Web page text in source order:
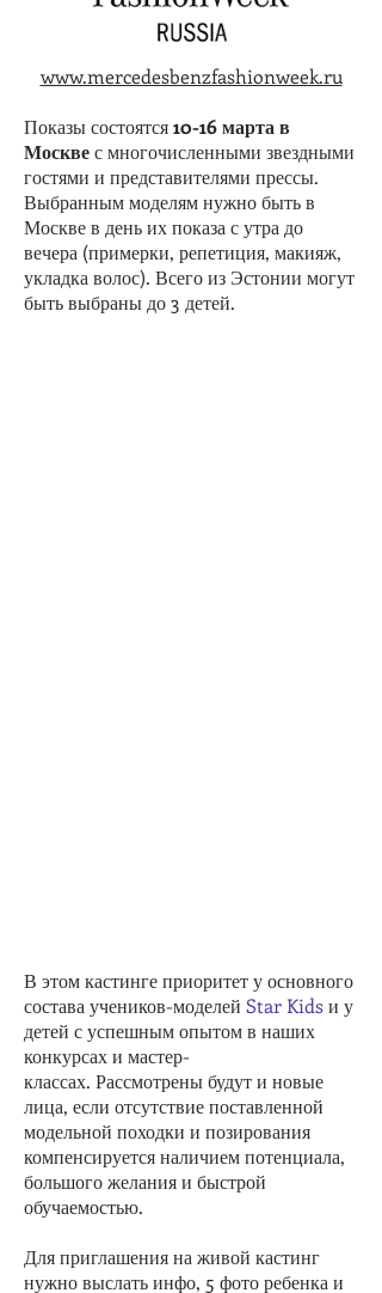
www.mercedesbenzfashionweek.ru
Показы состоятся10-16 марта в
Москвес многочисленными звездными
гостями и представителями прессы.
Выбранным моделям нужно быть в
Москве в день их показа с утра до
вечера (примерки, репетиция, макияж,
укладка волос). Всего из Эстонии могут
быть выбраны до 3 детей.
В этом кастинге приоритет у основного
состава учеников-моделей Star Kidsи у
детей с успешным опытом в наших
конкурсах и мастер-
классах. Рассмотрены будут и новые
лица, если отсутствие поставленной
модельной походки и позирования
компенсируется наличием потенциала,
большого желания и быстрой
обучаемостью.
Для приглашения на живой кастинг
нужно выслать инфо, 5 фото ребенка и